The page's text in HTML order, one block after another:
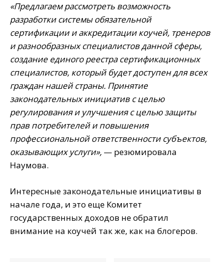
«Предлагаем рассмотреть возможность
разработки системы обязательной
сертификации и аккредитации коучей, тренеров
и разнообразных специалистов данной сферы,
создание единого реестра сертификационных
специалистов, который будет доступен для всех
граждан нашей страны. Принятие
законодательных инициатив с целью
регулирования и улучшения с целью защиты
прав потребителей и повышения
профессиональной ответственности субъектов,
оказывающих услуги», — резюмировала
Наумова.
Интересные законодательные инициативы в
начале года, и это еще Комитет
государственных доходов не обратил
внимание на коучей так же, как на блогеров.